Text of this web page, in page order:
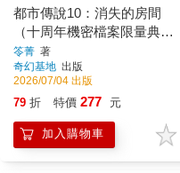
都市傳說10：消失的房間
（十周年機密檔案限量典藏
版）
笭菁 著
奇幻基地 出版
2026/07/04 出版
79 折 特價 277 元
加入購物車